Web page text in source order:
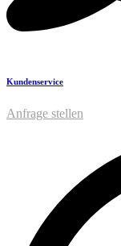
Kundenservice
Anfrage stellen